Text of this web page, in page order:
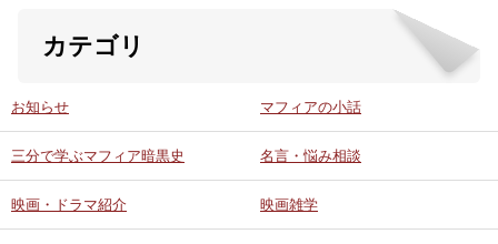
カテゴリ
お知らせ マフィアの小話
三分で学ぶマフィア暗黒史 名言・悩み相談
映画・ドラマ紹介 映画雑学